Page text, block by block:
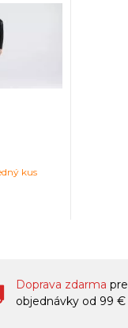
kus
Doprava zdarma pre
objednávky od 99 €